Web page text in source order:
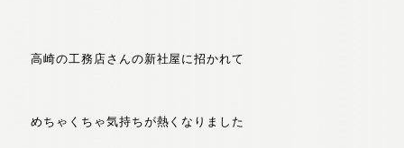
高崎の工務店さんの新社屋に招かれて
めちゃくちゃ気持ちが熱くなりました